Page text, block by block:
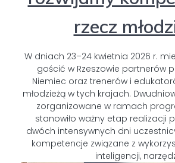
rzecz
W dniach 23–24 kwietnia 2026 r.
gościć w Rzeszowie partnerów
Niemiec oraz trenerów i
młodzieżą w tych krajach.
zorganizowane w ramach
stanowiło ważny etap realizacji
dwóch intensywnych dni
kompetencje związane z
inteligencji,